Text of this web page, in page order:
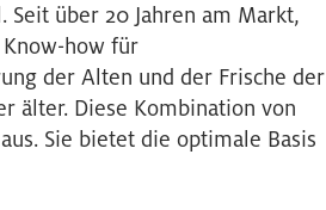
über 20 Jahren am Markt,
how für
der Alten und der Frische der
älter. Diese Kombination von
Sie bietet die optimale Basis